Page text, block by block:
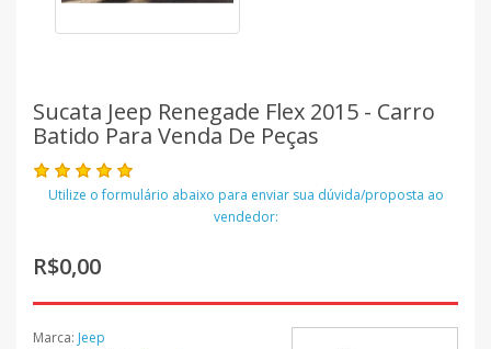
Sucata Jeep Renegade Flex 2015 - Carro
Batido Para Venda De Peças
Utilize o formulário abaixo para enviar sua dúvida/proposta ao
vendedor:
R$0,00
Marca: Jeep